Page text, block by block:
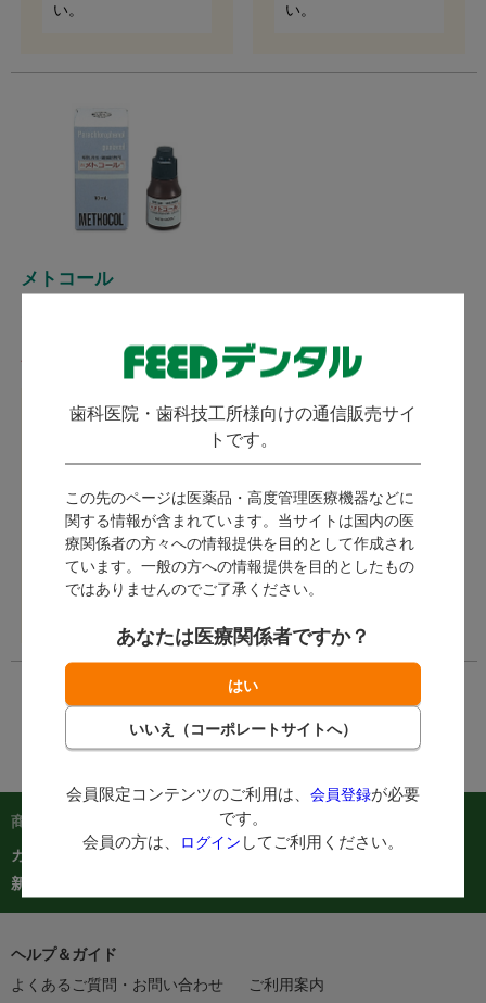
歯科医院・歯科技工所様向けの通信販売サイ
トです。
この先のページは医薬品・高度管理医療機器などに
関する情報が含まれています。当サイトは国内の医
療関係者の方々への情報提供を目的として作成され
ています。一般の方への情報提供を目的としたもの
ではありませんのでご了承ください。
あなたは医療関係者ですか？
会員限定コンテンツのご利用は、 会員登録が必要
です。
会員の方は、
ログイン してご利用ください。
い。
い。
メトコール
発送：
ログイン後に価格が表示
のご利用は、
会員登
録が必要です。
会員の方は、ログイ
してご利用くださ
い。
商品を探す：
カテゴリーから探す
商品コードからご注文
在庫処分市
新着商品
ヘルプ＆ガイド
よくあるご質問・お問い合わせ
ご利用案内